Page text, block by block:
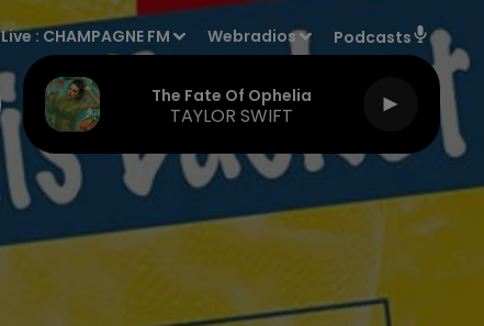
Live :CHAMPAGNE FM Webradios Podcasts
The Fate Of Ophelia
TAYLOR SWIFT